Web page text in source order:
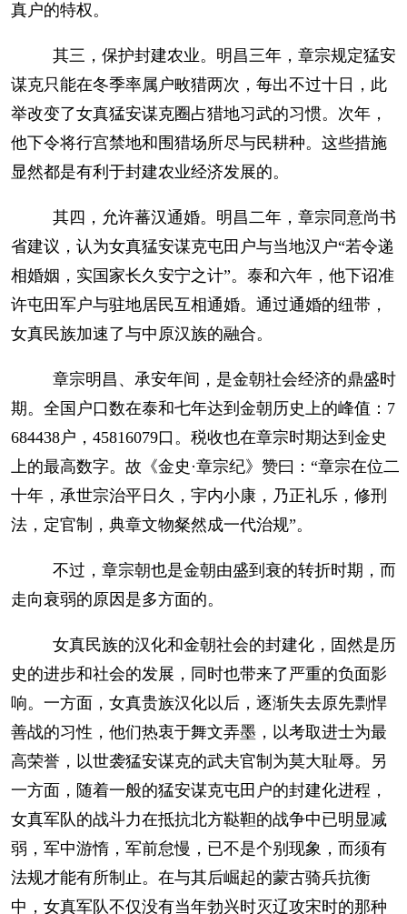
真户的特权。
其三，保护封建农业。明昌三年，章宗规定猛安
谋克只能在冬季率属户畋猎两次，每出不过十日，此
举改变了女真猛安谋克圈占猎地习武的习惯。次年，
他下令将行宫禁地和围猎场所尽与民耕种。这些措施
显然都是有利于封建农业经济发展的。
其四，允许蕃汉通婚。明昌二年，章宗同意尚书
省建议，认为女真猛安谋克屯田户与当地汉户“若令递
相婚姻，实国家长久安宁之计”。泰和六年，他下诏准
许屯田军户与驻地居民互相通婚。通过通婚的纽带，
女真民族加速了与中原汉族的融合。
章宗明昌、承安年间，是金朝社会经济的鼎盛时
期。全国户口数在泰和七年达到金朝历史上的峰值：7
684438户，45816079口。税收也在章宗时期达到金史
上的最高数字。故《金史·章宗纪》赞曰：“章宗在位二
十年，承世宗治平日久，宇内小康，乃正礼乐，修刑
法，定官制，典章文物粲然成一代治规”。
不过，章宗朝也是金朝由盛到衰的转折时期，而
走向衰弱的原因是多方面的。
女真民族的汉化和金朝社会的封建化，固然是历
史的进步和社会的发展，同时也带来了严重的负面影
响。一方面，女真贵族汉化以后，逐渐失去原先剽悍
善战的习性，他们热衷于舞文弄墨，以考取进士为最
高荣誉，以世袭猛安谋克的武夫官制为莫大耻辱。另
一方面，随着一般的猛安谋克屯田户的封建化进程，
女真军队的战斗力在抵抗北方鞑靼的战争中已明显减
弱，军中游惰，军前怠慢，已不是个别现象，而须有
法规才能有所制止。在与其后崛起的蒙古骑兵抗衡
中，女真军队不仅没有当年勃兴时灭辽攻宋时的那种